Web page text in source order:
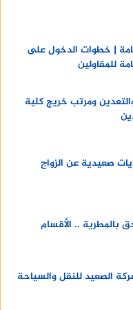
| خطوات الدخول على
للمقاولين
ومرتب خريج كلية
صعيدية عن الزواج
بالمطرية .. الأقسام
الصعيد للنقل والسياحة